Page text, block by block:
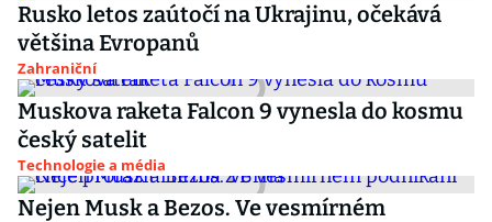
Rusko letos zaútočí na Ukrajinu, očekává
většina Evropanů
Zahraniční
Muskova raketa Falcon 9 vynesla do kosmu
český satelit
Technologie a média
Nejen Musk a Bezos. Ve vesmírném